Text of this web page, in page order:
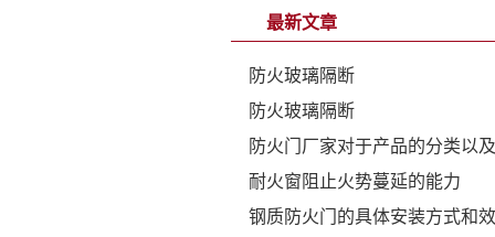
最新文章
防火玻璃隔断
防火玻璃隔断
防火门厂家对于产品的分类以
耐火窗阻止火势蔓延的能力
钢质防火门的具体安装方式和